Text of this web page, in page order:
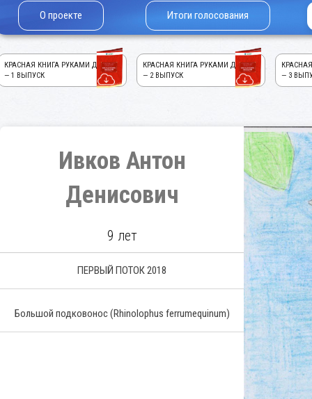
О проекте Итоги голосования
КРАСНАЯ КНИГА РУКАМИ ДЕТЕЙ!
— 1 ВЫПУСК
КРАСНАЯ КНИГА РУКАМИ ДЕТЕЙ!
— 2 ВЫПУСК
— 3
Ивков Антон
Денисович
9 лет
ПЕРВЫЙ ПОТОК 2018
Большой подковонос(Rhinolophus ferrumequinum)